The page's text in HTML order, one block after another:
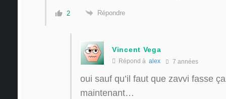
2 Répondre
Vincent Vega
Répond à alex 7 années
oui sauf qu’il faut que zavvi fasse
maintenant…